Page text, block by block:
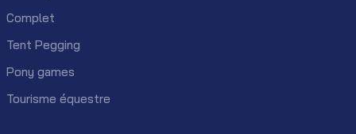
Complet
Tent Pegging
Pony games
Tourisme équestre